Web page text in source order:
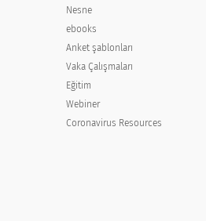
hangisinde yer
in which of the following
Nesne
ebooks
Anket şablonları
Vaka Çalışmaları
Eğitim
Webiner
Coronavirus Resources